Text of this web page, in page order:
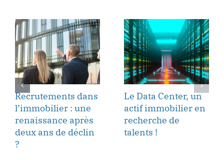
Recrutements dans
l’immobilier : une
renaissance après
deux ans de déclin
?
Le Data Center, un
actif immobilier en
recherche de
talents !